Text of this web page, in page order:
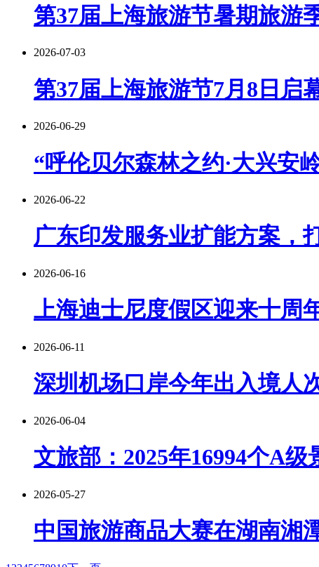
第37届上海旅游节暑期旅游
2026-07-03
第37届上海旅游节7月8日启
2026-06-29
“呼伦贝尔森林之约·大兴安
2026-06-22
广东印发服务业扩能方案，
2026-06-16
上海迪士尼度假区迎来十周
2026-06-11
深圳机场口岸今年出入境人
2026-06-04
文旅部：2025年16994个A
2026-05-27
中国旅游商品大赛在湖南湘